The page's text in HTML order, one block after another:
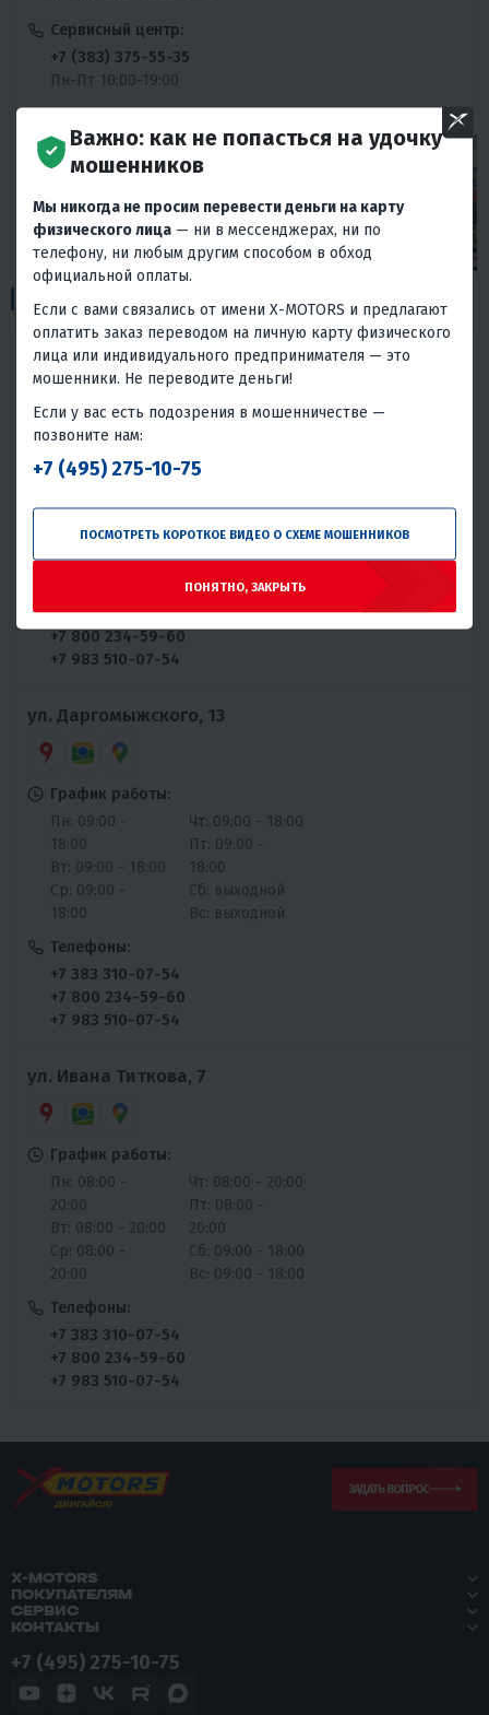
Сервисный центр:
+7 (383) 375-55-35
Пн-Пт 10:00-19:00
Пункты выдачи:
ул. Большая, 256Б
График работы:
Пн: 09:00 -
18:00
Вт: 09:00 - 18:00
Ср: 09:00 -
Чт: 09:00 - 18:00
18:00
Сб: выходной
+7 383 310-07-54
+7 800 234-59-60
+7 983 510-07-54
ул. Даргомыжского, 13
График работы:
Пн: 09:00 -
18:00
Вт: 09:00 - 18:00
Ср: 09:00 -
18:00
Чт: 09:00 - 18:00
Пт: 09:00 -
18:00
Сб: выходной
Вс: выходной
Телефоны:
+7 383 310-07-54
+7 800 234-59-60
+7 983 510-07-54
ул. Ивана Титкова, 7
График работы:
Пн: 08:00 -
20:00
Вт: 08:00 - 20:00
Ср: 08:00 -
20:00
Чт: 08:00 - 20:00
Пт: 08:00 -
20:00
Сб: 09:00 - 18:00
Вс: 09:00 - 18:00
Телефоны:
+7 383 310-07-54
+7 800 234-59-60
+7 983 510-07-54
ЗАДАТЬ ВОПРОС
X-MOTORS
ПОКУПАТЕЛЯМ
СЕРВИС
КОНТАКТЫ
+7 (495) 275-10-75
Важно: как не попасться на удочку
мошенников
Мы никогда не просим перевести деньги на карту
физического лица — ни в мессенджерах, ни по
телефону, ни любым другим способом в обход
официальной оплаты.
Если с вами связались от имени X-MOTORS и предлагают
оплатить заказ переводом на личную карту физического
лица или индивидуального предпринимателя — это
мошенники. Не переводите деньги!
Если у вас есть подозрения в мошенничестве —
позвоните нам:
+7 (495) 275-10-75
ПОСМОТРЕТЬ КОРОТКОЕ ВИДЕО О СХЕМЕ МОШЕННИКОВ
ПОНЯТНО, ЗАКРЫТЬ